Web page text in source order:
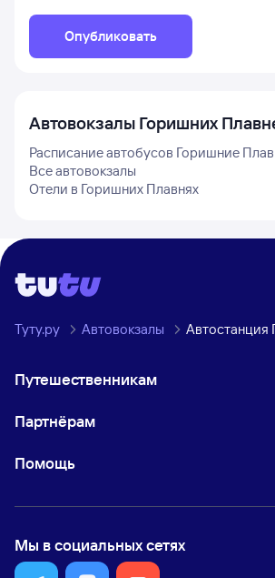
Опубликовать
Автовокзалы Горишних
Расписание автобусов Горишние
Все автовокзалы
Отели в Горишних Плавнях
Туту.ру Автовокзалы Автостанция
Путешественникам
Партнёрам
Помощь
Мы в социальных сетях